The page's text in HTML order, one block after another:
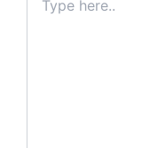
here..